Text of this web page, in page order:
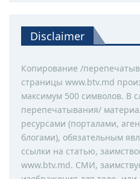
Disclaimer
Копирование /
страницы www.btv.md
максимум 500 символов. В
перепечатывания/
ресурсами (порталами,
блогами), обязательным
ссылки на статью,
www.btv.md. СМИ,